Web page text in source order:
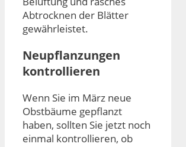
Abtrocknen der Blätter
gewährleistet.
Neupflanzungen
kontrollieren
Wenn Sie im März neue
Obstbäume gepflanzt
haben, sollten Sie jetzt noch
einmal kontrollieren, ob